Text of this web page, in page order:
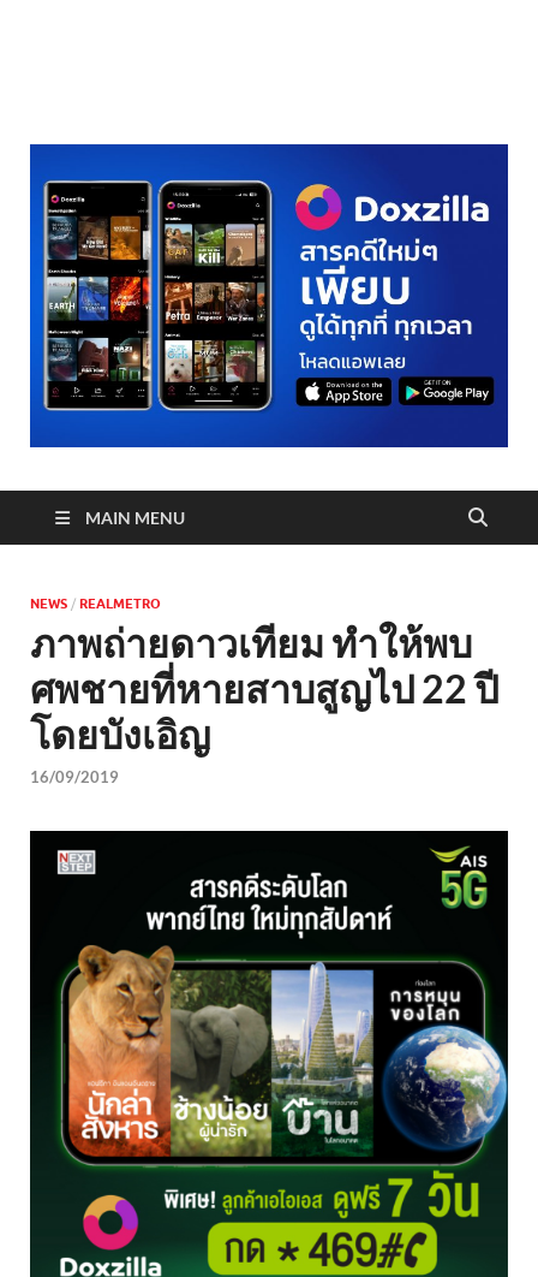
MAIN MENU
NEWS / REALMETRO
ภาพถ่ายดาวเทียม ทำให้พบ
ศพชายที่หายสาบสูญไป 22 ปี
โดยบังเอิญ
16/09/2019